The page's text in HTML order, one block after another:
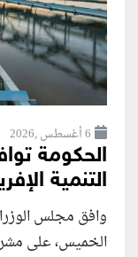
6 أغسطس ,2026
الحكومة
التنمية
وافق مجلس
الخميس، على